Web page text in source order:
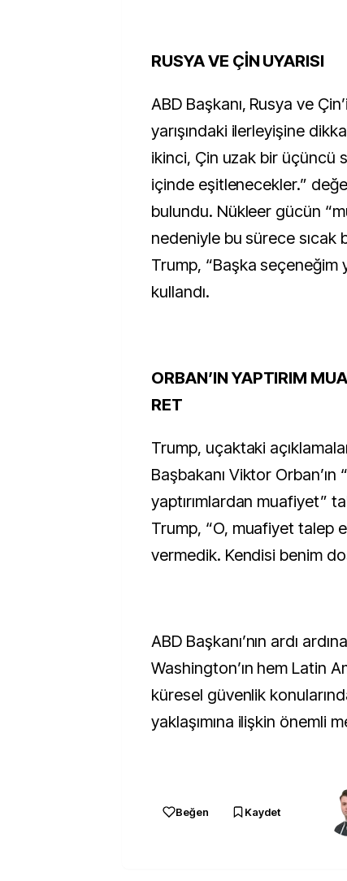
RUSYA VE ÇİN UYARISI
ABD Başkanı, Rusya ve
yarışındaki ilerleyişine
ikinci, Çin uzak bir üçüncü
içinde eşitlenecekler.”
bulundu. Nükleer gücün
nedeniyle bu sürece sıcak
Trump, “Başka seçeneğim
kullandı.
ORBAN’IN YAPTIRIM
RET
Trump, uçaktaki
Başbakanı Viktor
yaptırımlardan muafiyet”
Trump, “O, muafiyet talep
vermedik. Kendisi benim
ABD Başkanı’nın ardı
Washington’ın hem Latin
küresel güvenlik
yaklaşımına ilişkin önemli
Beğen Kaydet